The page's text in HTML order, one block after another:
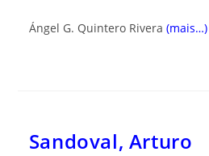
Ángel G. Quintero Rivera (mais…)
Sandoval, Arturo